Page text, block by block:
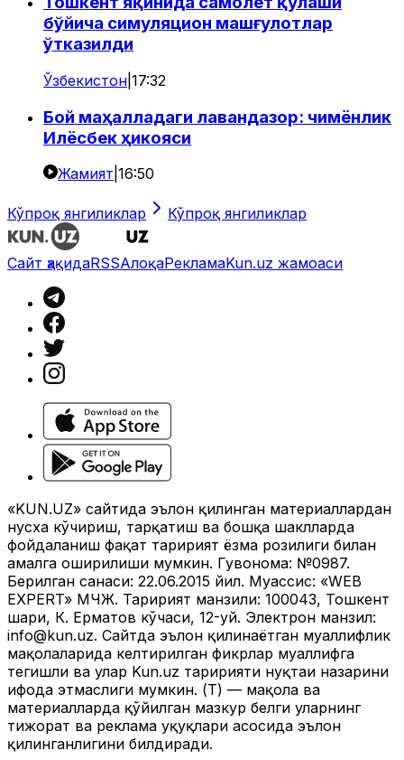
бўйича симуляцион машғулотлар
ўтказилди
Ўзбекистон 17:32
Бой маҳалладаги лавандазор: чимёнлик
Илёсбек ҳикояси
Жамият 16:50
Кўпроқ янгиликлар Кўпроқ янгиликлар
Сайт ҳақидаRSSАлоқаРекламаKun.uz жамоаси
«KUN.UZ» сайтида эълон қилинган материаллардан
нусха кўчириш, тарқатиш ва бошқа шаклларда
фойдаланиш фақат таҳририят ёзма розилиги билан
амалга оширилиши мумкин. Гувоҳнома: №0987.
Берилган санаси: 22.06.2015 йил. Муассис: «WEB
EXPERT» МЧЖ. Таҳририят манзили: 100043, Тошкент
шаҳри, К. Ерматов кўчаси, 12-уй. Электрон манзил:
info@kun.uz. Сайтда эълон қилинаётган муаллифлик
мақолаларида келтирилган фикрлар муаллифга
тегишли ва улар Kun.uz таҳририяти нуқтаи назарини
ифода этмаслиги мумкин. (Т) — мақола ва
материалларда қўйилган мазкур белги уларнинг
тижорат ва реклама ҳуқуқлари асосида эълон
қилинганлигини билдиради.